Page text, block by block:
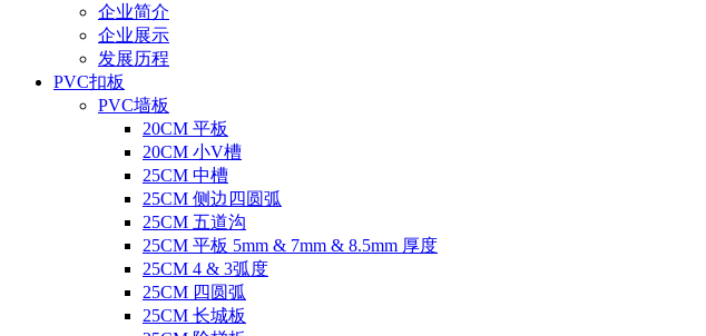
企业简介
企业展示
发展历程
PVC扣板
PVC墙板
20CM 平板
20CM 小V槽
25CM 中槽
25CM 侧边四圆弧
25CM 五道沟
25CM 平板 5mm & 7mm & 8.5mm 厚度
25CM 4 & 3弧度
25CM 四圆弧
25CM 长城板